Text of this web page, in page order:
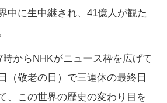
中に生中継され、41億人が観た
時からNHKがニュース枠を広げて
（敬老の日）で三連休の最終日
、この世界の歴史の変わり目を